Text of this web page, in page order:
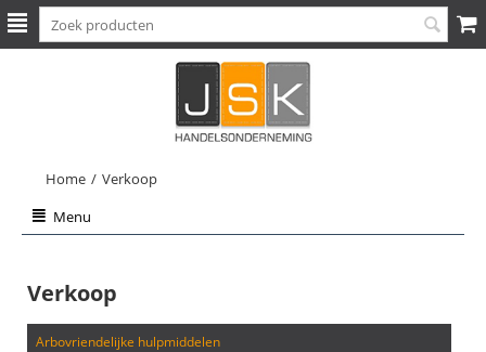
Home / Verkoop
Menu
Verkoop
arbovriendelijke hulpmiddelen